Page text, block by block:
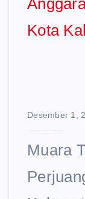
Desember 1,
Muara